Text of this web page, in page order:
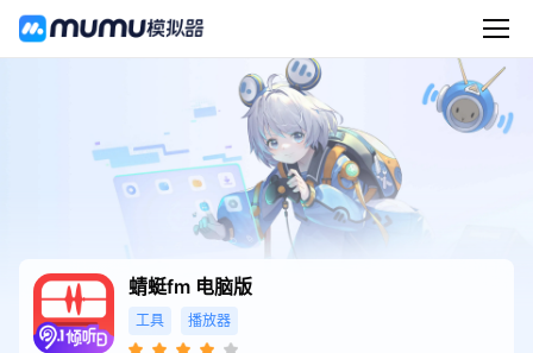
蜻蜓fm 电脑版
工具 播放器